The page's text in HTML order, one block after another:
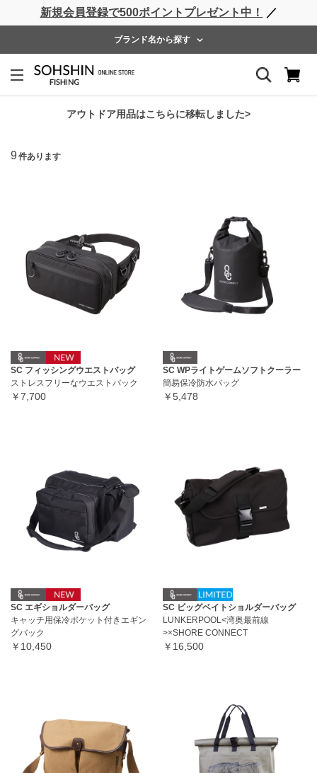
新規会員登録で500ポイントプレゼント中！ ／
ブランド名から探す
アウトドア用品はこちらに移転しました>
ライフベスト ウェーダー レインウェア フットウェア
バッグ
9 件あります
SC フィッシングウエストバッグ
ストレスフリーなウエストバック
￥7,700
SC WPライトゲームソフトクーラー
簡易保冷防水バッグ
￥5,478
SC エギショルダーバッグ
キャッチ用保冷ポケット付きエギン
グバック
￥10,450
SC ビッグベイトショルダーバッグ
LUNKERPOOL<湾奥最前線
>×SHORE CONNECT
￥16,500